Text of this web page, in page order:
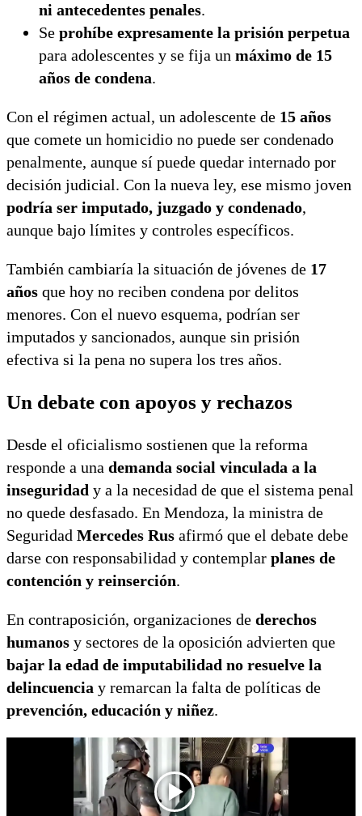
ni antecedentes penales.
Se prohíbe expresamente la prisión perpetua
para adolescentes y se fija un máximo de 15
años de condena.
Con el régimen actual, un adolescente de 15 años
que comete un homicidio no puede ser condenado
penalmente, aunque sí puede quedar internado por
decisión judicial. Con la nueva ley, ese mismo joven
podría ser imputado, juzgado y condenado,
aunque bajo límites y controles específicos.
También cambiaría la situación de jóvenes de 17
años que hoy no reciben condena por delitos
menores. Con el nuevo esquema, podrían ser
imputados y sancionados, aunque sin prisión
efectiva si la pena no supera los tres años.
Un debate con apoyos y rechazos
Desde el oficialismo sostienen que la reforma
responde a una demanda social vinculada a la
inseguridad y a la necesidad de que el sistema penal
no quede desfasado. En Mendoza, la ministra de
Seguridad Mercedes Rus afirmó que el debate debe
darse con responsabilidad y contemplar planes de
contención y reinserción.
En contraposición, organizaciones de derechos
humanos y sectores de la oposición advierten que
bajar la edad de imputabilidad no resuelve la
delincuencia y remarcan la falta de políticas de
prevención, educación y niñez.